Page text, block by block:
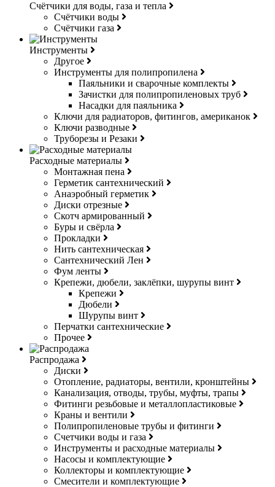
Счётчики для воды, газа и тепла
Счётчики воды
Счётчики газа
Инструменты
Другое
Инструменты для полипропилена
Паяльники и сварочные комплекты
Зачистки для полипропиленовых труб
Насадки для паяльника
Ключи для радиаторов, фитингов, американок
Ключи разводные
Труборезы и Резаки
Расходные материалы
Монтажная пена
Герметик сантехнический
Анаэробный герметик
Диски отрезные
Скотч армированный
Буры и свёрла
Прокладки
Нить сантехническая
Сантехнический Лен
Фум ленты
Крепежи, дюбели, заклёпки, шурупы винт
Крепежи
Дюбели
Шурупы винт
Перчатки сантехнические
Прочее
Распродажа
Диски
Отопление, радиаторы, вентили, кронштейны
Канализация, отводы, трубы, муфты, трапы
Фитинги резьбовые и металлопластиковые
Краны и вентили
Полипропиленовые трубы и фитинги
Счетчики воды и газа
Инструменты и расходные материалы
Насосы и комплектующие
Коллекторы и комплектующие
Смесители и комплектующие